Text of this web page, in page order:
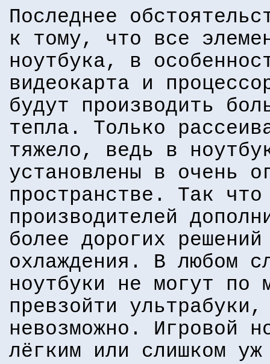
Последнее
к тому, что все
ноутбука, в
видеокарта и
будут производить
тепла. Только
тяжело, ведь в
установлены в очень
пространстве. Так
производителей
более дорогих
охлаждения. В любом
ноутбуки не могут по
превзойти
невозможно. Игровой
лёгким или слишком